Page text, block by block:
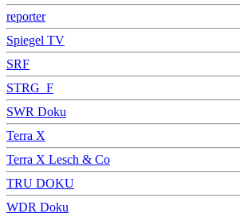
reporter
Spiegel TV
SRF
STRG_F
SWR Doku
Terra X
Terra X Lesch & Co
TRU DOKU
WDR Doku